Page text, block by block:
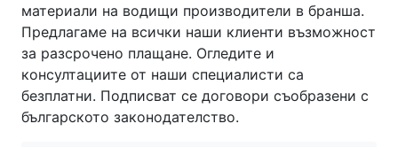
материали на водищи производители в бранша.
Предлагаме на всички наши клиенти възможност
за разсрочено плащане. Огледите и
консултациите от наши специалисти са
безплатни. Подписват се договори съобразени с
българското законодателство.